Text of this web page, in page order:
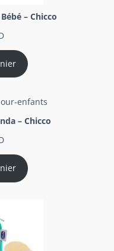
– Chicco
– Chicco